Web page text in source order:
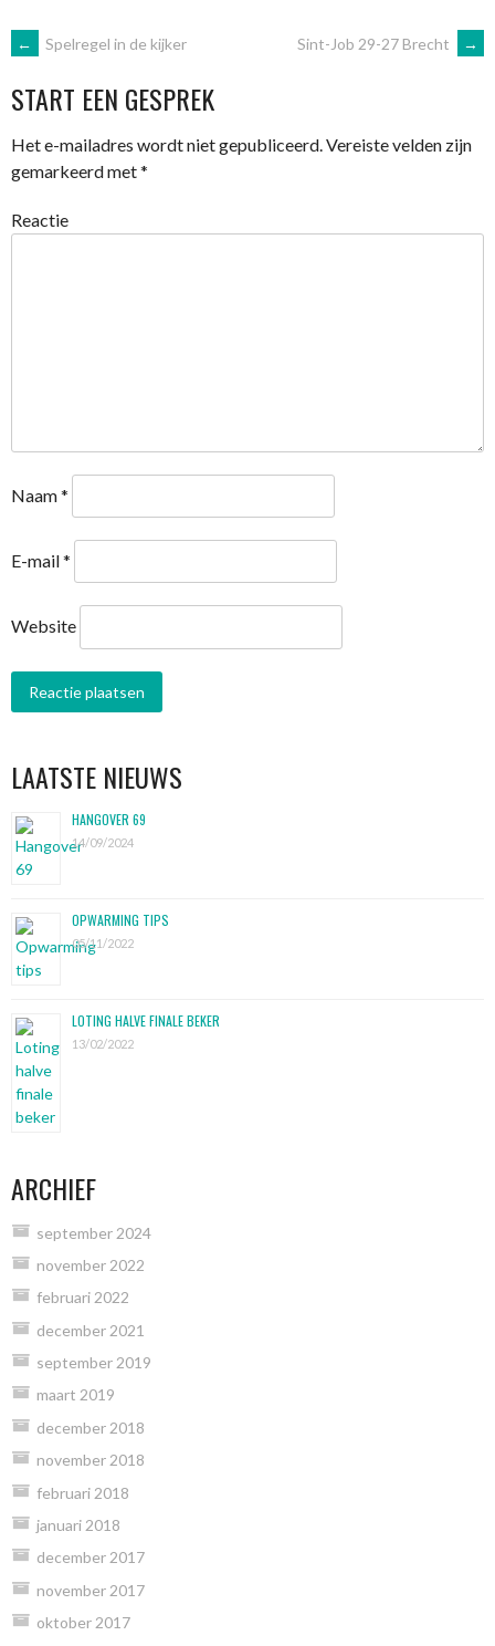
BERICHTNAVIGATIE
← Spelregel in de kijker Sint-Job 29-27 Brecht →
START EEN GESPREK
Het e-mailadres wordt niet gepubliceerd.Vereiste velden zijn
gemarkeerd met*
Reactie
Naam*
E-mail*
Website
LAATSTE NIEUWS
HANGOVER 69
14/09/2024
OPWARMING TIPS
05/11/2022
LOTING HALVE FINALE BEKER
13/02/2022
ARCHIEF
september 2024
november 2022
februari 2022
december 2021
september 2019
maart 2019
december 2018
november 2018
februari 2018
januari 2018
december 2017
november 2017
oktober 2017